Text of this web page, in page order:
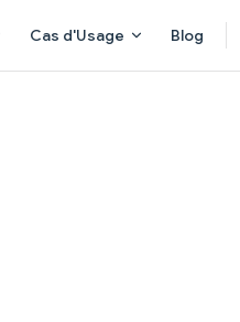
Cas d'Usage Blog